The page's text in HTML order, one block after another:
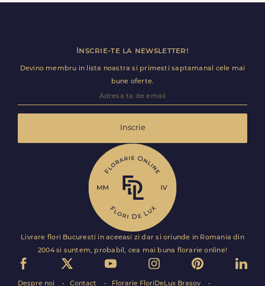
Florile sunt livrate rapid, direct de curierii nostri proprii.
Inscrie-te la newsletter!
Devino membru in lista noastra si primesti saptamanal cele mai
bune oferte.
Inscrie
Livrare flori Bucuresti in aceeasi zi dar si oriunde in Romania din
2004 si suntem, probabil, cea mai buna florarie online!
Despre noi Contact Florarie FloriDeLux Brasov